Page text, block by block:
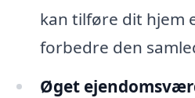
kan tilføre dit hjem
forbedre den
Øget